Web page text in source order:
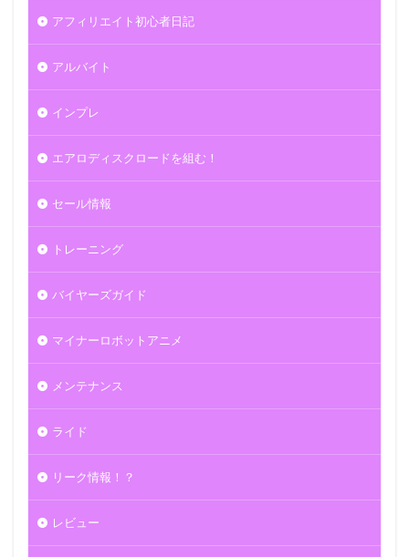
アフィリエイト初心者日記
アルバイト
インプレ
エアロディスクロードを組む！
セール情報
トレーニング
バイヤーズガイド
マイナーロボットアニメ
メンテナンス
ライド
リーク情報！？
レビュー